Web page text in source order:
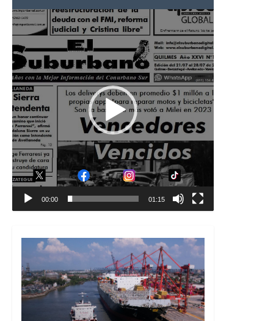
Reproductor
de
vídeo
00:00 01:15